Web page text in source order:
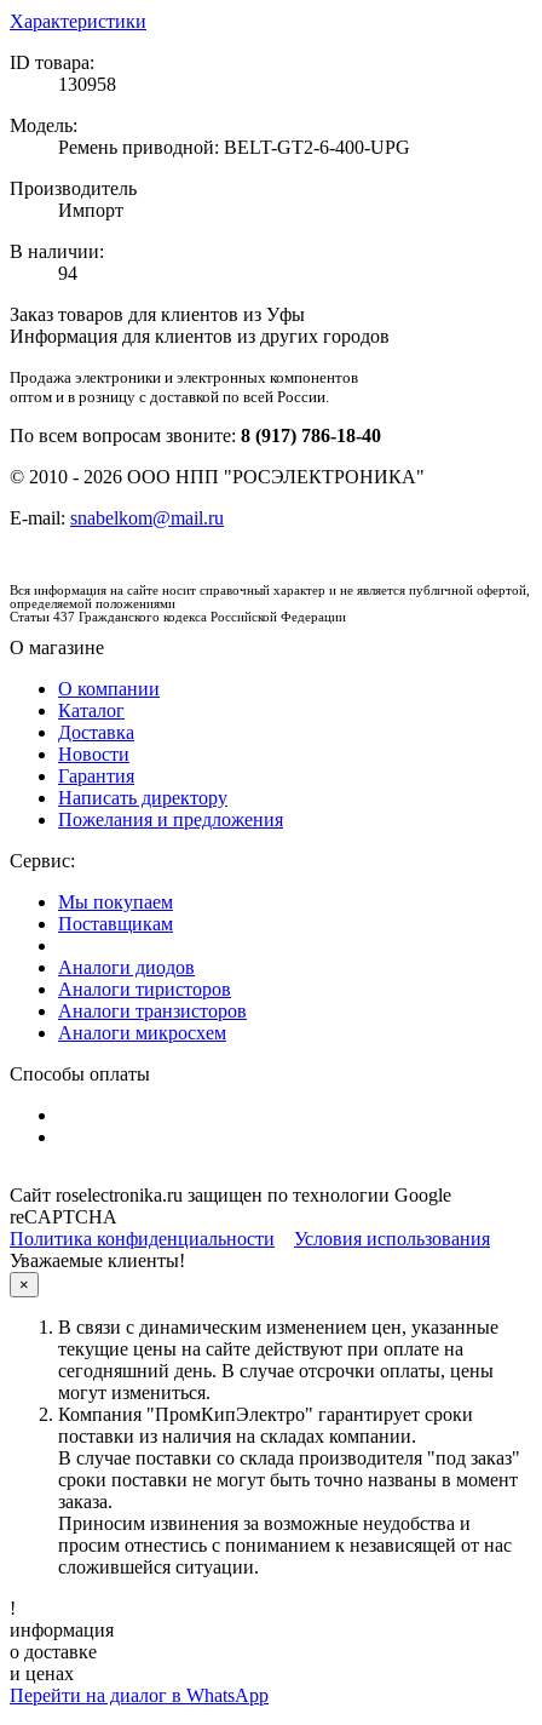
Характеристики
ID товара:
130958
Модель:
Ремень приводной: BELT-GT2-6-400-UPG
Производитель
Импорт
В наличии:
94
Заказ товаров для клиентов из Уфы
Информация для клиентов из других городов
Продажа электроники и электронных компонентов
оптом и в розницу с доставкой по всей России.
По всем вопросам звоните: 8 (917) 786-18-40
© 2010 - 2026 ООО НПП "РОСЭЛЕКТРОНИКА"
E-mail: snabelkom@mail.ru
Вся информация на сайте носит справочный характер и не является публичной офертой,
определяемой положениями
Статьи 437 Гражданского кодекса Российской Федерации
О магазине
О компании
Каталог
Доставка
Новости
Гарантия
Написать директору
Пожелания и предложения
Сервис:
Мы покупаем
Поставщикам
Аналоги диодов
Аналоги тиристоров
Аналоги транзисторов
Аналоги микросхем
Способы оплаты
Сайт roselectronika.ru защищен по технологии Google
reCAPTCHA
Политика конфиденциальности
Условия использования
Уважаемые клиенты!
×
В связи с динамическим изменением цен, указанные
текущие цены на сайте действуют при оплате на
сегодняшний день. В случае отсрочки оплаты, цены
могут измениться.
Компания "ПромКипЭлектро" гарантирует сроки
поставки из наличия на складах компании.
В случае поставки со склада производителя "под заказ"
сроки поставки не могут быть точно названы в момент
заказа.
Приносим извинения за возможные неудобства и
просим отнестись с пониманием к независящей от нас
сложившейся ситуации.
!
информация
о доставке
и ценах
Перейти на диалог в WhatsApp